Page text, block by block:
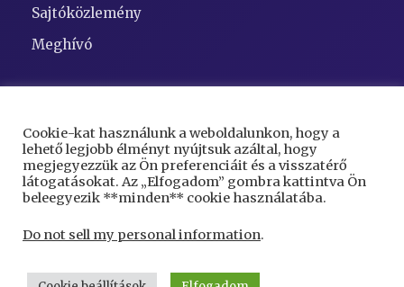
Sajtóközlemény
Meghívó
Cím:
5948 Kaszaper, Szent Gellért tér 1
Telefon: 68/423-000
Cookie-kat használunk a weboldalunkon, hogy a
lehető legjobb élményt nyújtsuk azáltal, hogy
megjegyezzük az Ön preferenciáit és a visszatérő
látogatásokat. Az „Elfogadom” gombra kattintva Ön
beleegyezik **minden** cookie használatába.
Do not sell my personal information.